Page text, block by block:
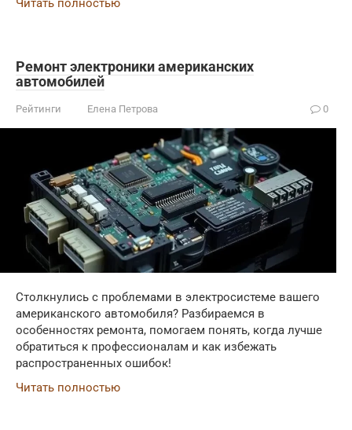
Читать полностью
Ремонт электроники американских
автомобилей
Рейтинги Елена Петрова 0
Столкнулись с проблемами в электросистеме вашего
американского автомобиля? Разбираемся в
особенностях ремонта, помогаем понять, когда лучше
обратиться к профессионалам и как избежать
распространенных ошибок!
Читать полностью